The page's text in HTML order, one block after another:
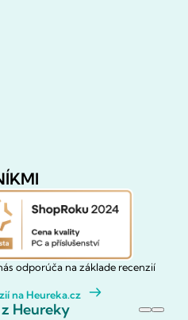
odporúča na základe recenzií
na Heureka.cz
Heureky